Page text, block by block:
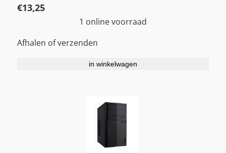
€13,25
1 online voorraad
Afhalen of verzenden
in winkelwagen